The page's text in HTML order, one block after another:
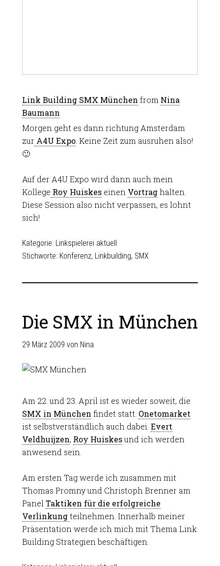
Link Building SMX München from Nina
Baumann
Morgen geht es dann richtung Amsterdam
zurA4U Expo. Keine Zeit zum ausruhen also!
🙂
Auf der A4U Expo wird dann auch mein
Kollege Roy Huiskeseinen Vortraghalten.
Diese Session also nicht verpassen, es lohnt
sich!
Kategorie: Linkspielerei aktuell
Stichworte: Konferenz, Linkbuilding, SMX
Die SMX in München
29 März 2009 von Nina
Am 22. und 23. April ist es wieder soweit, die
SMX in München findet statt. Onetomarket
ist selbstverständlich auch dabei. Evert
Veldhuijzen, Roy Huiskesund ich werden
anwesend sein.
Am ersten Tag werde ich zusammen mit
Thomas Promny und Christoph Brenner am
Panel Taktiken für die erfolgreiche
Verlinkungteilnehmen. Innerhalb meiner
Präsentation werde ich mich mit Thema Link
Building Strategien beschäftigen.